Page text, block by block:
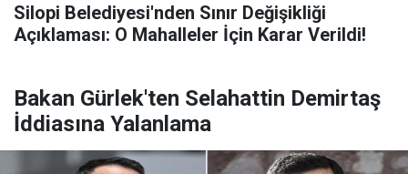
Silopi Belediyesi'nden Sınır Değişikliği
Açıklaması: O Mahalleler İçin Karar Verildi!
Bakan Gürlek'ten Selahattin Demirtaş
İddiasına Yalanlama